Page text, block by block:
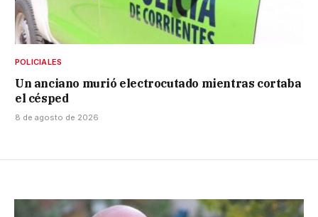
POLICIALES
Un anciano murió electrocutado mientras cortaba
el césped
8 de agosto de 2026